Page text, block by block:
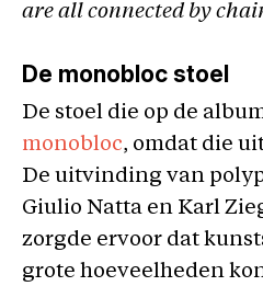
are all connected by
De monobloc stoel
De stoel die op de
monobloc, omdat die
De uitvinding van
Giulio Natta en Karl
zorgde ervoor dat
grote hoeveelheden